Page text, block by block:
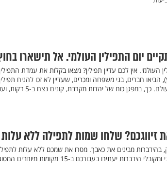
יום התפילין העולמי. אל תישארו
אין לכם עדיין תפילין? מצאו בקלות את עמדת
חברים, בני משפחה ומכרים, שעדיין לא זכו להניח
בקביעות, והניחו בצוותא את סמל האהבה לבורא עולם. כך, במפגן כוח של
זיווגכם? שלחו שמות לתפילה ללא עלות
בהידברות מבינים את כאבך. מסרו את שמכם ללא עלות
עולמית נדירה ומרגשת בט"ו באב הקרוב שבה רבני ומקובלי הידברות יעתירו בעבורכם ב-15